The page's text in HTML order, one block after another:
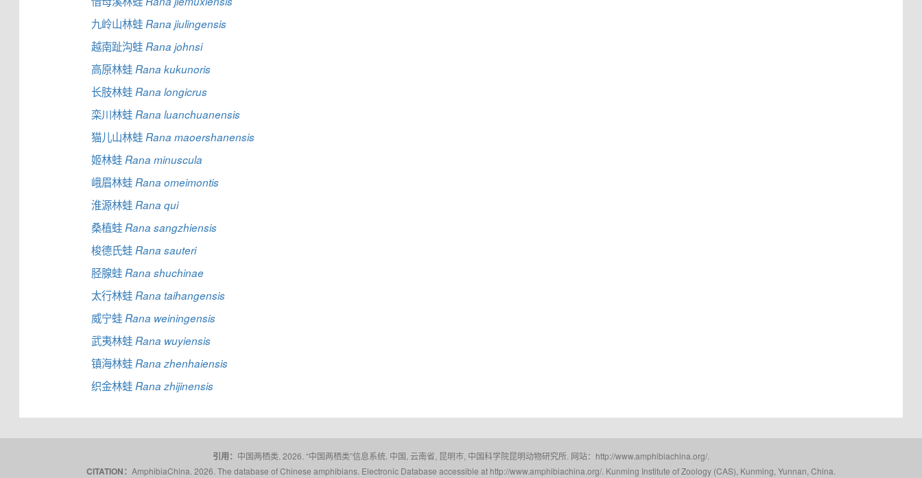
九岭山林蛙 Rana jiulingensis
越南趾沟蛙 Rana johnsi
高原林蛙 Rana kukunoris
长肢林蛙 Rana longicrus
栾川林蛙 Rana luanchuanensis
猫儿山林蛙 Rana maoershanensis
姬林蛙 Rana minuscula
峨眉林蛙 Rana omeimontis
淮源林蛙 Rana qui
桑植蛙 Rana sangzhiensis
梭德氏蛙 Rana sauteri
胫腺蛙 Rana shuchinae
太行林蛙 Rana taihangensis
威宁蛙 Rana weiningensis
武夷林蛙 Rana wuyiensis
镇海林蛙 Rana zhenhaiensis
织金林蛙 Rana zhijinensis
引用： 中国两栖类. 2026. “中国两栖类”信息系统. 中国, 云南省, 昆明市, 中国科学院昆明动物研究所. 网站：http://www.amphibiachina.org/.
CITATION： AmphibiaChina. 2026. The database of Chinese amphibians. Electronic Database accessible at http://www.amphibiachina.org/. Kunming Institute of Zoology (CAS), Kunming, Yunnan, China.